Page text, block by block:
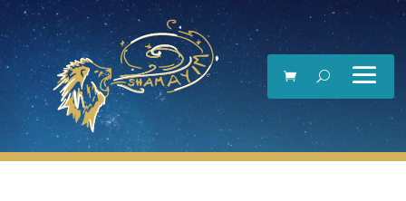
Lecteur
vidéo